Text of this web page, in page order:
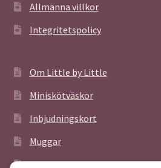
Allmänna villkor
Integritetspolicy
Om Little by Little
Miniskötväskor
Inbjudningskort
Muggar
Poster